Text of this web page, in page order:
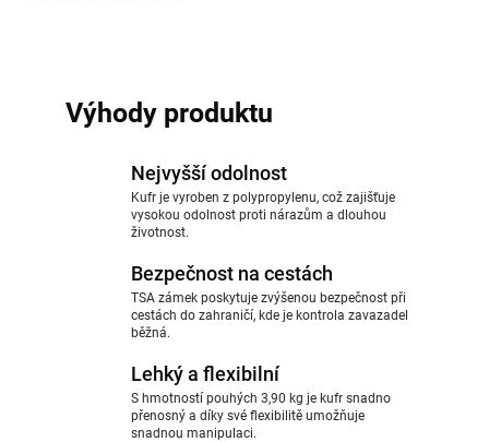
Výhody produktu
Nejvyšší odolnost
Kufr je vyroben z polypropylenu, což zajišťuje
vysokou odolnost proti nárazům a dlouhou
životnost.
Bezpečnost na cestách
TSA zámek poskytuje zvýšenou bezpečnost při
cestách do zahraničí, kde je kontrola zavazadel
běžná.
Lehký a flexibilní
S hmotností pouhých 3,90 kg je kufr snadno
přenosný a díky své flexibilitě umožňuje
snadnou manipulaci.